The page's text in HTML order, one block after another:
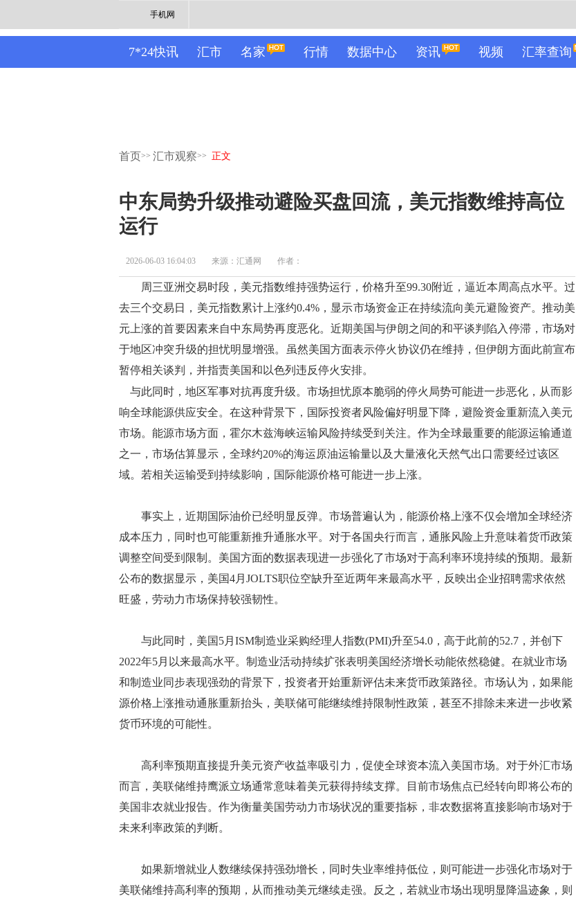
手机网
7*24快讯 汇市 名家 行情 数据中心 资讯 视频 汇率查询
首页>> 汇市观察>> 正文
中东局势升级推动避险买盘回流，美元指数维持高位
运行
2026-06-03 16:04:03 来源：汇通网 作者：
周三亚洲交易时段，美元指数维持强势运行，价格升至99.30附近，逼近本周高点水平。过
去三个交易日，美元指数累计上涨约0.4%，显示市场资金正在持续流向美元避险资产。推动美
元上涨的首要因素来自中东局势再度恶化。近期美国与伊朗之间的和平谈判陷入停滞，市场对
于地区冲突升级的担忧明显增强。虽然美国方面表示停火协议仍在维持，但伊朗方面此前宣布
暂停相关谈判，并指责美国和以色列违反停火安排。
与此同时，地区军事对抗再度升级。市场担忧原本脆弱的停火局势可能进一步恶化，从而影
响全球能源供应安全。在这种背景下，国际投资者风险偏好明显下降，避险资金重新流入美元
市场。能源市场方面，霍尔木兹海峡运输风险持续受到关注。作为全球最重要的能源运输通道
之一，市场估算显示，全球约20%的海运原油运输量以及大量液化天然气出口需要经过该区
域。若相关运输受到持续影响，国际能源价格可能进一步上涨。
事实上，近期国际油价已经明显反弹。市场普遍认为，能源价格上涨不仅会增加全球经济
成本压力，同时也可能重新推升通胀水平。对于各国央行而言，通胀风险上升意味着货币政策
调整空间受到限制。美国方面的数据表现进一步强化了市场对于高利率环境持续的预期。最新
公布的数据显示，美国4月JOLTS职位空缺升至近两年来最高水平，反映出企业招聘需求依然
旺盛，劳动力市场保持较强韧性。
与此同时，美国5月ISM制造业采购经理人指数(PMI)升至54.0，高于此前的52.7，并创下
2022年5月以来最高水平。制造业活动持续扩张表明美国经济增长动能依然稳健。在就业市场
和制造业同步表现强劲的背景下，投资者开始重新评估未来货币政策路径。市场认为，如果能
源价格上涨推动通胀重新抬头，美联储可能继续维持限制性政策，甚至不排除未来进一步收紧
货币环境的可能性。
高利率预期直接提升美元资产收益率吸引力，促使全球资本流入美国市场。对于外汇市场
而言，美联储维持鹰派立场通常意味着美元获得持续支撑。目前市场焦点已经转向即将公布的
美国非农就业报告。作为衡量美国劳动力市场状况的重要指标，非农数据将直接影响市场对于
未来利率政策的判断。
如果新增就业人数继续保持强劲增长，同时失业率维持低位，则可能进一步强化市场对于
美联储维持高利率的预期，从而推动美元继续走强。反之，若就业市场出现明显降温迹象，则